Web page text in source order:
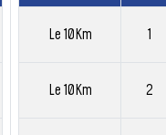
Le 10Km 1
Le 10Km 2